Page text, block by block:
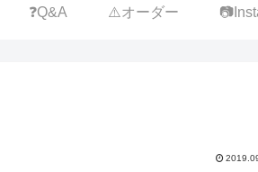
❓Q&A ⚠️オーダー